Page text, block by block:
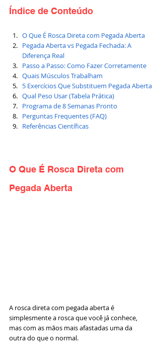
Índice de Conteúdo
O Que É Rosca Direta com Pegada Aberta
Pegada Aberta vs Pegada Fechada: A
Diferença Real
Passo a Passo: Como Fazer Corretamente
Quais Músculos Trabalham
5 Exercícios Que Substituem Pegada Aberta
Qual Peso Usar (Tabela Prática)
Programa de 8 Semanas Pronto
Perguntas Frequentes (FAQ)
Referências Científicas
O Que É Rosca Direta com
Pegada Aberta
A rosca direta com pegada aberta é
simplesmente a rosca que você já conhece,
mas com as mãos mais afastadas uma da
outra do que o normal.